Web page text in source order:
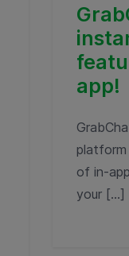
app!
platform
of in-
your […]